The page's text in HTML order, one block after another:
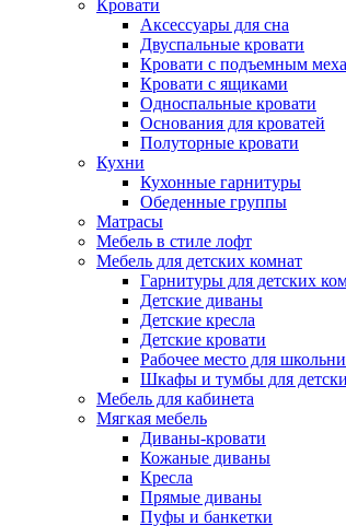
Кровати
Аксессуары для сна
Двуспальные кровати
Кровати с подъемным
Кровати с ящиками
Односпальные кровати
Основания для кроватей
Полуторные кровати
Кухни
Кухонные гарнитуры
Обеденные группы
Матрасы
Мебель в стиле лофт
Мебель для детских комнат
Гарнитуры для детских
Детские диваны
Детские кресла
Детские кровати
Рабочее место для
Шкафы и тумбы для
Мебель для кабинета
Мягкая мебель
Диваны-кровати
Кожаные диваны
Кресла
Прямые диваны
Пуфы и банкетки